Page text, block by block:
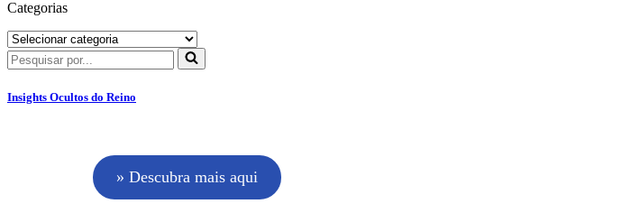
Categorias
Categorias
Pesquisar
por...
Insights Ocultos do Reino
» Descubra mais aqui